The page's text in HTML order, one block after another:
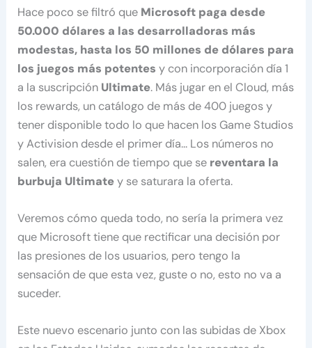
Hace poco se filtró que Microsoft paga desde
50.000 dólares a las desarrolladoras más
modestas, hasta los 50 millones de dólares para
los juegos más potentesy con incorporación día 1
a la suscripción Ultimate. Más jugar en el Cloud, más
los rewards, un catálogo de más de 400 juegos y
tener disponible todo lo que hacen los Game Studios
y Activision desde el primer día… Los números no
salen, era cuestión de tiempo que se reventara la
burbuja Ultimatey se saturara la oferta.
Veremos cómo queda todo, no sería la primera vez
que Microsoft tiene que rectificar una decisión por
las presiones de los usuarios, pero tengo la
sensación de que esta vez, guste o no, esto no va a
suceder.
Este nuevo escenario junto con las subidas de Xbox